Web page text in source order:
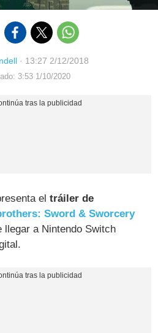
· 13:27 2/12/2018
3:53 1/10/2020
eltráiler de
Sword & Sworcery
llegar a Nintendo Switch